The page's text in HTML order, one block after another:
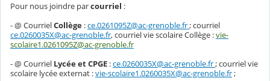
Pour nous joindre parcourriel :
- @ CourrielCollège :ce.0261095Z@ac-grenoble.fr; courriel
ce.0260035X@ac-grenoble.fr, courriel vie scolaire Collège :vie-
scolaire1.0261095Z@ac-grenoble.fr
- @ Courriel Lycée et CPGE :ce.0260035X@ac-grenoble.fr; courriel vie
scolaire lycée externat :vie-scolaire1.0260035X@ac-grenoble.fr;